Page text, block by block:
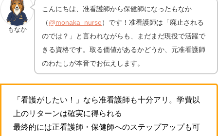
もなか
こんにちは、准看護師から保健師になったもなか
（ @monaka_nurse ）です！准看護師は「廃止される
のでは？」と言われながらも、まだまだ現役で活躍で
きる資格です。取る価値があるかどうか、元准看護師
のわたしが本音でお伝えします。
「看護がしたい！」なら准看護師も十分アリ。学費以
上のリターンは確実に得られる
最終的には正看護師・保健師へのステップアップも可